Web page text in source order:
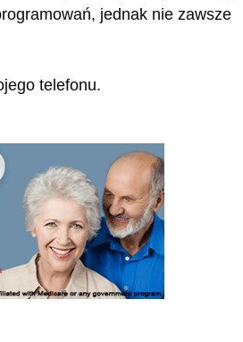
jednak nie zawsze
telefonu.